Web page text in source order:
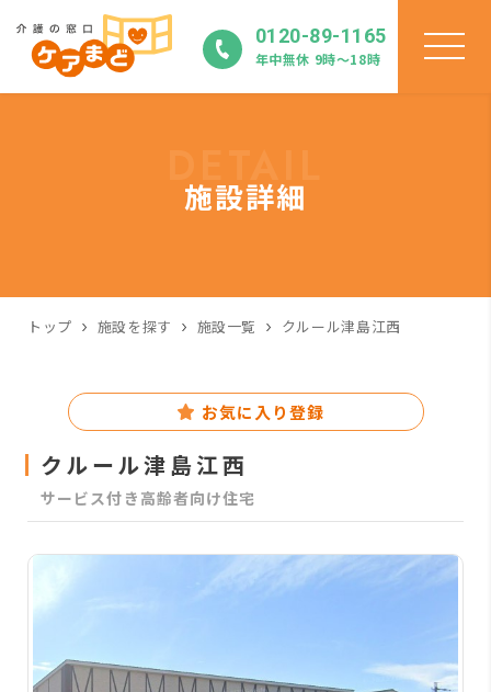
0120-89-1165
年中無休 9時〜18時
施設詳細
トップ 施設を探す 施設一覧 クルール津島江西
お気に入り登録
クルール津島江西
サービス付き高齢者向け住宅